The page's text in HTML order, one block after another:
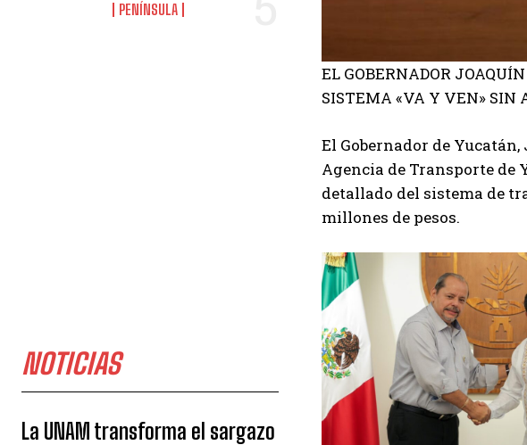
PENÍNSULA
NOTICIAS
La UNAM transforma el sargazo
EL GOBERNADOR
SISTEMA «VA Y VEN» SIN
El Gobernador de
Agencia de Transporte de
detallado del sistema de
millones de pesos.